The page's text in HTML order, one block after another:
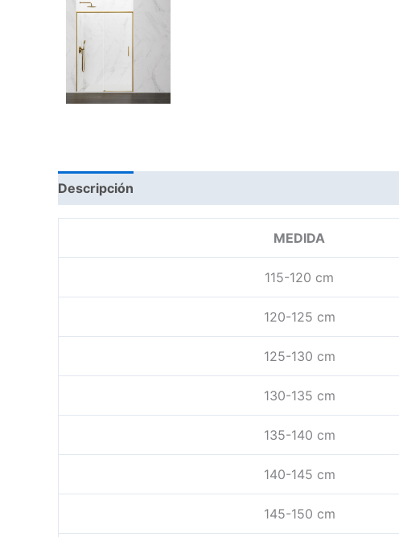
Descripción
MEDIDA
115-120 cm
120-125 cm
125-130 cm
130-135 cm
135-140 cm
140-145 cm
145-150 cm